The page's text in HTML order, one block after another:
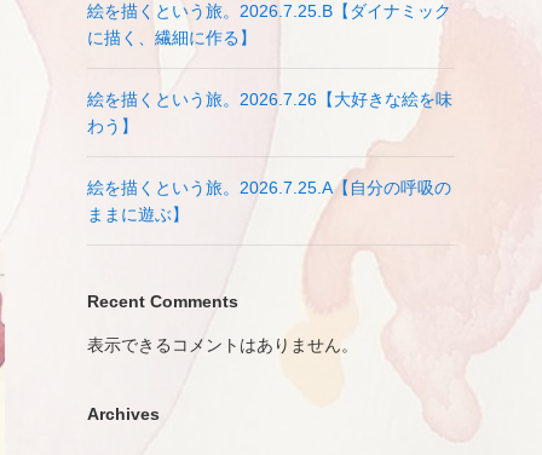
絵を描くという旅。2026.7.25.B【ダイナミック
に描く、繊細に作る】
絵を描くという旅。2026.7.26【大好きな絵を味
わう】
絵を描くという旅。2026.7.25.A【自分の呼吸の
ままに遊ぶ】
Recent Comments
表示できるコメントはありません。
Archives